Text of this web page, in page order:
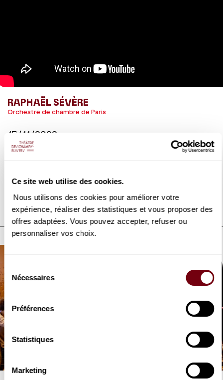
Ce site web utilise des cookies.
Nous utilisons des cookies pour améliorer votre
expérience, réaliser des statistiques et vous proposer des
offres adaptées. Vous pouvez accepter, refuser ou
personnaliser vos choix.
Sélection
du
consentement
Nécessaires
Préférences
Statistiques
Marketing
RAPHAËL SÉVÈRE
Orchestre de chambre de Paris
17/11/2022
DÉTAILS
DÉCOUVREZ AUSSI
Raphaël Sévère